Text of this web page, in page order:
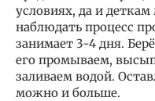
условиях, да и
наблюдать процесс
занимает 3-4 дня.
его промываем,
заливаем водой.
можно и больше.